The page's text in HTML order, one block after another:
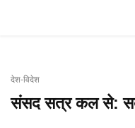
देश-विदेश
संसद सत्र कल से: सब